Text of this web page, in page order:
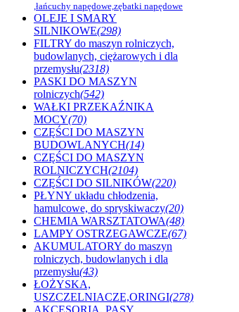
,łańcuchy napędowe,zębatki napędowe
OLEJE I SMARY
SILNIKOWE(298)
FILTRY do maszyn rolniczych,
budowlanych, ciężarowych i dla
przemysłu(2318)
PASKI DO MASZYN
rolniczych(542)
WAŁKI PRZEKAŹNIKA
MOCY(70)
CZĘŚCI DO MASZYN
BUDOWLANYCH(14)
CZĘŚCI DO MASZYN
ROLNICZYCH(2104)
CZĘŚCI DO SILNIKÓW(220)
PŁYNY układu chłodzenia,
hamulcowe, do spryskiwaczy(20)
CHEMIA WARSZTATOWA(48)
LAMPY OSTRZEGAWCZE(67)
AKUMULATORY do maszyn
rolniczych, budowlanych i dla
przemysłu(43)
ŁOŻYSKA,
USZCZELNIACZE,ORINGI(278)
AKCESORIA, PASY